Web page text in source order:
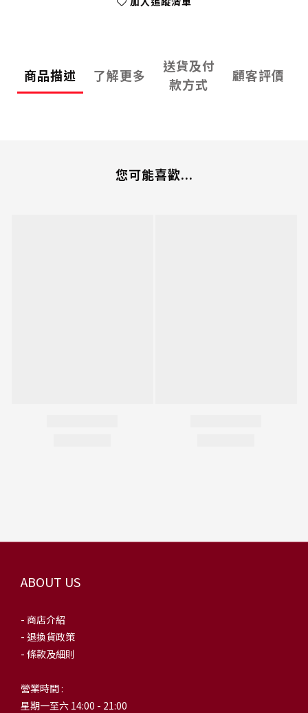
商品描述 了解更多
送貨及付
款方式
顧客評價
您可能喜歡...
ABOUT US
- 商店介紹
- 退換貨政策
- 條款及細則
營業時間 :
星期一至六 14:00 - 21:00